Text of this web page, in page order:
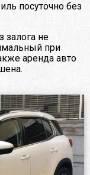
посуточно без
залога не
при
аренда авто